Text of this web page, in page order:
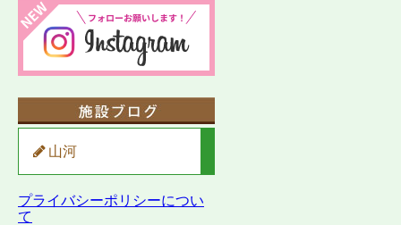
山河
プライバシーポリシーについ
て